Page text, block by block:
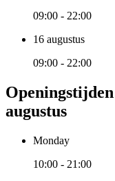
09:00 - 22:00
16 augustus
09:00 - 22:00
augustus
Monday
10:00 - 21:00